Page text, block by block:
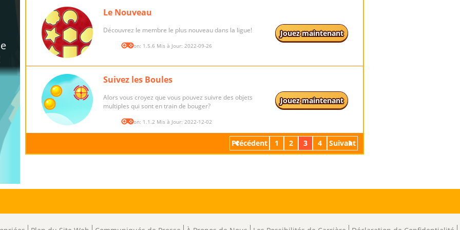
Le Nouveau
Découvrez le membre le plus nouveau dans la ligue!
Version: 1.5.6 Mis à Jour: 2022-09-26
Jouez maintenant
Suivez les Boules
Alors vous croyez que vous pouvez suivre des objets
multiples qui sont en train de bouger?
Version: 1.1.2 Mis à Jour: 2022-12-02
Jouez maintenant
Précédent 1 2 3 4 Suivant